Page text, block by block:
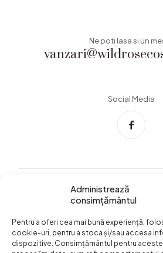
Administrează
consimțământul
Pentru a oferi cea mai bună experiență,
cookie-uri, pentru a stoca și/sau accesa
dispozitive. Consimțământul pentru
Ne poti lasa si un
Social Media
Termeni si conditii
Confidentialitatea